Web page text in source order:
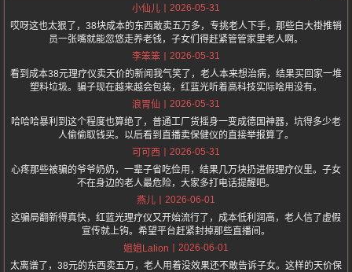
小仙儿
2026-05-31
哎呀这也太狠了，38块成本的东西敢卖五万多，专挑老人下手，那些白大褂推销
员一张嘴就能忽悠走养老钱，子女们得赶紧管管家里老人啊。
李笨笨
2026-05-31
看到成本38元理疗仪卖天价的新闻我气笑了，老人本来想治病，结果买回家一堆
塑料垃圾。骗子现在越来越会包装，红蓝光听着高科技实际啥用没有。
浪胃仙
2026-05-31
哈哈哈暴利到这个程度也算绝了，普通工厂货摇身一变成德国神器，坑得多少老
人偷偷取钱买。以后看到直播卖保健仪的直接举报算了。
可可西
2026-05-31
心疼那些被骗的爷爷奶奶，一辈子省吃俭用，结果几万块扔进假理疗仪里。子女
不在身边的老人最危险，大家多打电话提醒吧。
燕儿
2026-06-01
这骗局翻新得真快，红蓝光理疗仪又开始流行了，成本低利润高，老人信了虚假
宣传就上钩。希望平台赶紧封掉那些直播间。
姐姐Lalion
2026-06-01
太离谱了，38元的东西卖五万，老人用着没效果还不敢告诉子女。这样的天价保